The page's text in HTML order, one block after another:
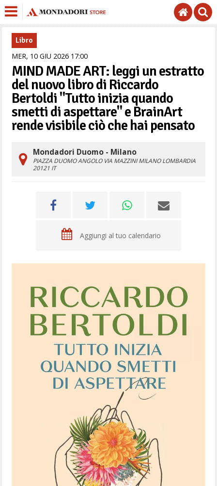
Libro
MER, 10 GIU 2026 1700
MIND MADE ART: leggi un estratto
del nuovo libro di Riccardo
Bertoldi "Tutto inizia quando
smetti di aspettare" e BrainArt
rende visibile ciò che hai pensato
Mondadori Duomo - Milano
PIAZZA DUOMO ANGOLO VIA MAZZINIMILANO LOMBARDIA
20121 IT
Aggiungi al tuo calendario